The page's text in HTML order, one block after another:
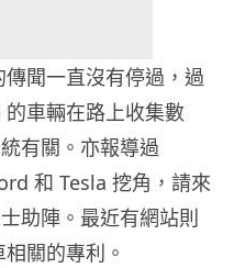
聞一直沒有停過，過
車輛在路上收集數
有關。亦報導過
和 Tesla 挖角，請來
助陣。最近有網站則
關的專利。